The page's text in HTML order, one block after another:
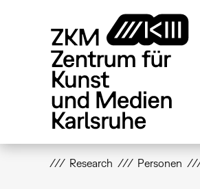
Research Personen